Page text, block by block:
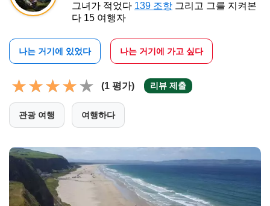
그녀가 적었다 139 조항 그리고 그를 지켜본
다 15 여행자
나는 거기에 있었다 나는 거기에 가고 싶다
(1 평가) 리뷰 제출
관광 여행 여행하다